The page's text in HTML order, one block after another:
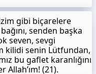
gibi biçarelere
senden başka
seven, sevgi
kilidi senin Lütfundan,
bu gaflet karanlığını
(21).